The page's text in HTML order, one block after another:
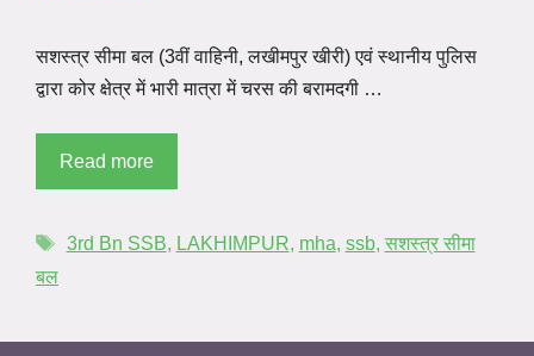
सशस्त्र सीमा बल (3वीं वाहिनी, लखीमपुर खीरी) एवं स्थानीय पुलिस
द्वारा कोर क्षेत्र में भारी मात्रा में चरस की बरामदगी …
Read more
3rd Bn SSB, LAKHIMPUR, mha, ssb, सशस्त्र सीमा
बल